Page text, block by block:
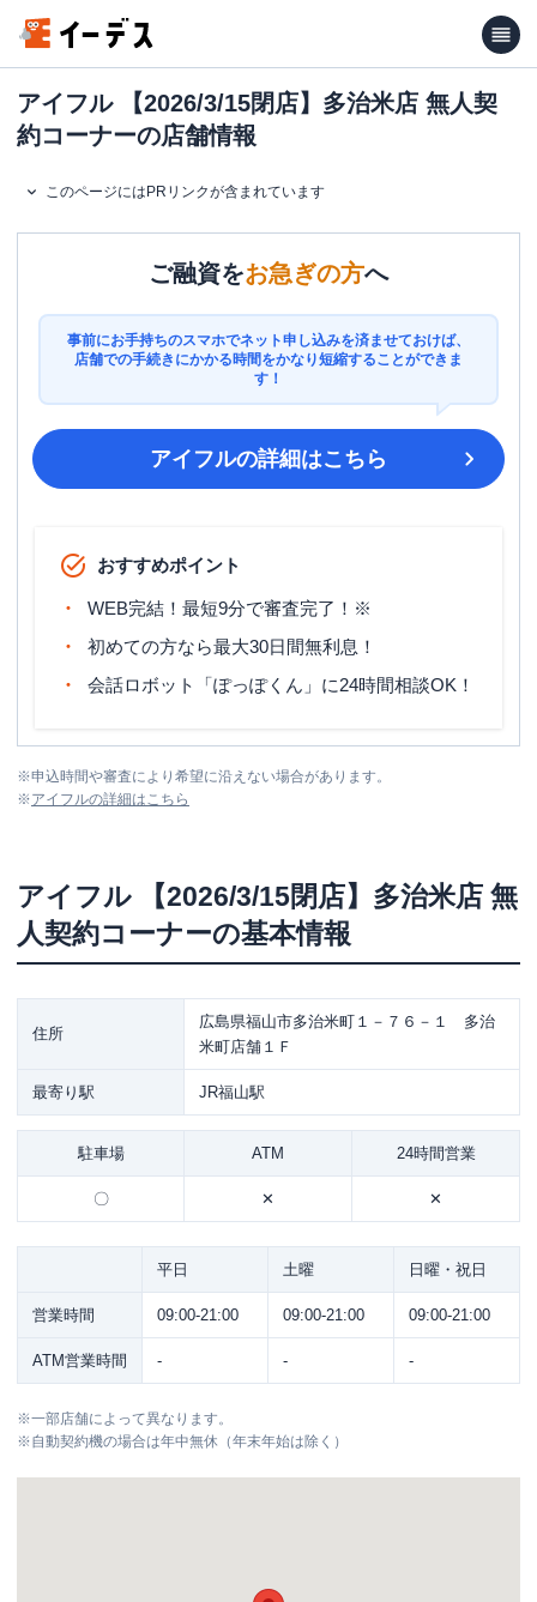
アイフル 【2026/3/15閉店】多治米店 無人契
約コーナーの店舗情報
このページにはPRリンクが含まれています
ご融資をお急ぎの方へ
事前にお手持ちのスマホでネット申し込みを済ませておけば、
店舗での手続きにかかる時間をかなり短縮することができま
す！
アイフルの詳細はこちら
おすすめポイント
WEB完結！最短9分で審査完了！※
初めての方なら最大30日間無利息！
会話ロボット「ぽっぽくん」に24時間相談OK！
※申込時間や審査により希望に沿えない場合があります。
※アイフルの詳細はこちら
アイフル
【2026/3/15閉店】多治米店 無
人契約コーナーの基本情報
住所
広島県福山市多治米町１－７６－１ 多治
米町店舗１Ｆ
最寄り駅 JR福山駅
駐車場 ATM 24時間営業
〇 ✕ ✕
平日 土曜 日曜・祝日
営業時間 09:00-21:00 09:00-21:00 09:00-21:00
ATM営業時間 - - -
※一部店舗によって異なります。
※自動契約機の場合は年中無休（年末年始は除く）